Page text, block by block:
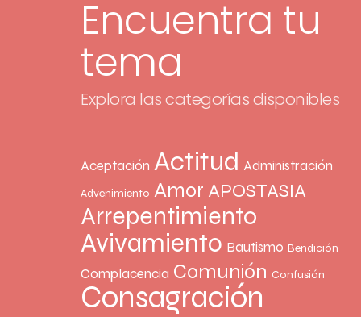
Encuentra tu
tema
Explora las categorías disponibles
Aceptación Actitud Administración
Advenimiento Amor APOSTASIA
Arrepentimiento
Avivamiento Bautismo Bendición
Complacencia Comunión Confusión
Consagración